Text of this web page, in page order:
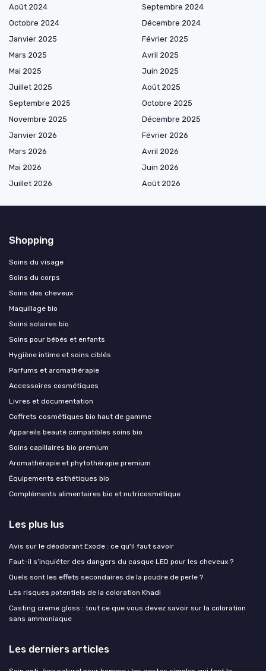
Août 2024
Septembre 2024
Octobre 2024
Décembre 2024
Janvier 2025
Février 2025
Mars 2025
Avril 2025
Mai 2025
Juin 2025
Juillet 2025
Août 2025
Septembre 2025
Octobre 2025
Novembre 2025
Décembre 2025
Janvier 2026
Février 2026
Mars 2026
Avril 2026
Mai 2026
Juin 2026
Juillet 2026
Août 2026
Shopping
Soins du visage
Soins du corps
Soins des cheveux
Maquillage bio
Soins solaires bio
Soins pour bébés et enfants
Hygiène intime et soins ciblés
Parfums et aromathérapie
Accessoires cosmétiques
Livres et documentation
Coffrets cosmétiques bio haut de gamme
Appareils beauté compatibles soins bio
Soins capillaires bio premium
Aromathérapie et phytothérapie premium
Équipements esthétiques bio
Compléments alimentaires bio et nutricosmétique
Les plus lus
Avis sur le déodorant Exode : ce qu'il faut savoir
Faut-il s’inquiéter des dangers du casque LED pour les cheveux ?
Quels sont les effets secondaires de la poudre de perle ?
Les risques potentiels de la coloration Khadi
Casting creme gloss : tout ce que vous devez savoir sur la coloration
sans ammoniaque
Les derniers articles